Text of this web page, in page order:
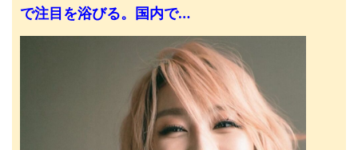
で注目を浴びる。国内で…